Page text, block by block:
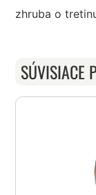
zhruba o
SÚVISIACE